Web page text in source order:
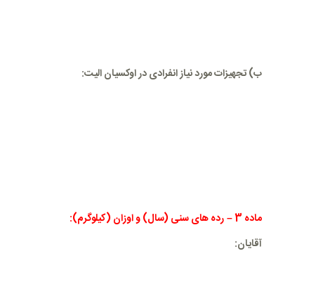
ب) تجهیزات مورد نیاز انفرادی در اوکسیان الیت:
ماده 3
–رده های سنی (سال) و اوزان (کیلوگرم):
آقایان: